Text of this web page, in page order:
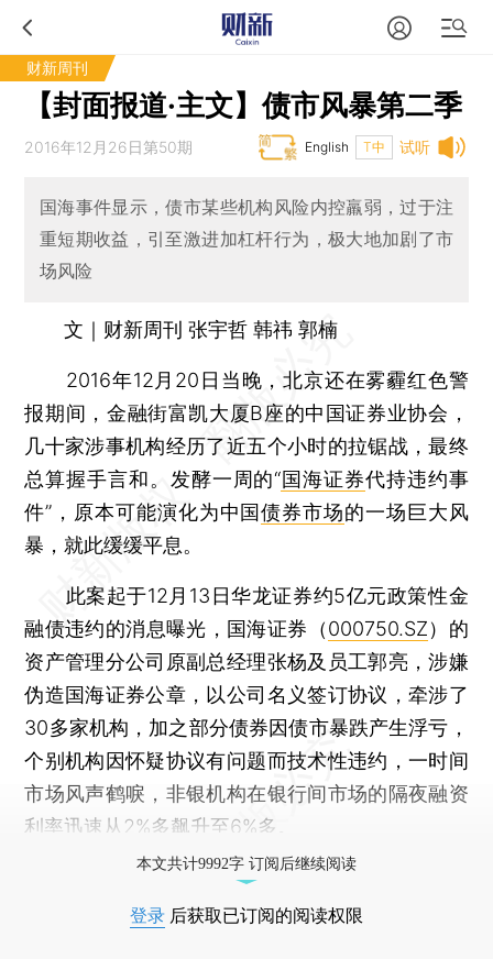
财新周刊
【封面报道·主文】债市风暴第二季
试听
2016年12月26日第50期 T中
English
国海事件显示，债市某些机构风险内控羸弱，过于注
重短期收益，引至激进加杠杆行为，极大地加剧了市
场风险
文｜财新周刊 张宇哲 韩祎 郭楠
2016年12月20日当晚，北京还在雾霾红色警
报期间，金融街富凯大厦B座的中国证券业协会，
几十家涉事机构经历了近五个小时的拉锯战，最终
总算握手言和。发酵一周的“国海证券代持违约事
件”，原本可能演化为中国债券市场的一场巨大风
暴，就此缓缓平息。
此案起于12月13日华龙证券约5亿元政策性金
融债违约的消息曝光，国海证券（000750.SZ）的
资产管理分公司原副总经理张杨及员工郭亮，涉嫌
伪造国海证券公章，以公司名义签订协议，牵涉了
30多家机构，加之部分债券因债市暴跌产生浮亏，
个别机构因怀疑协议有问题而技术性违约，一时间
市场风声鹤唳，非银机构在银行间市场的隔夜融资
利率迅速从2%多飙升至6%多。
本文共计9992字 订阅后继续阅读
登录 后获取已订阅的阅读权限